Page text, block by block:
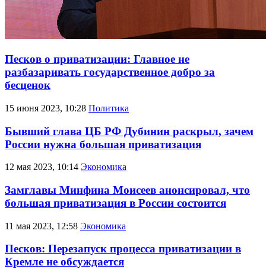
Песков о приватизации: Главное не
разбазаривать государственное добро за
бесценок
15 июня 2023, 10:28 Политика
Бывший глава ЦБ РФ Дубинин раскрыл, зачем
России нужна большая приватизация
12 мая 2023, 10:14 Экономика
Замглавы Минфина Моисеев анонсировал, что
большая приватизация в России состоится
11 мая 2023, 12:58 Экономика
Песков: Перезапуск процесса приватизации в
Кремле не обсуждается